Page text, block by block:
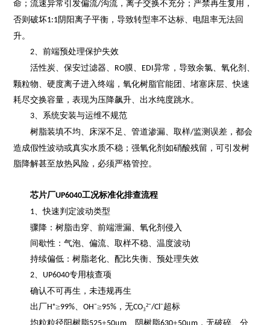
命；流速异常引发偏流/沟流，离子交换不充分；严禁再生复用，
否则破坏1:1阴阳离子平衡，导致转型率不达标、电阻率无法回
升。
2、 前端预处理保护失效
活性炭、保安过滤器、 RO膜、 EDI异常，导致余氯、氧化剂、
颗粒物、硬度离子进入终端，氧化树脂官能团、堵塞床层、快速
耗尽交换容量，表现为压降飙升、出水纯度跳水。
3、 系统安装与运维不规范
树脂装填不均、床深不足、管道渗漏、取样/监测误差，都会
造成假性波动或真实水质不稳；强氧化剂如硝酸残留，可引发树
脂降解甚至放热风险，必须严格管控。
芯片厂UP6040工况标准化排查流程
1、快速判定波动类型
骤降：树脂击穿、前端泄漏、氧化剂侵入
间歇性：气泡、偏流、取样不稳、温度波动
持续偏低：树脂老化、配比失衡、预处理失效
2、 UP6040专用核查项
确认不可再生，未违规再生
出厂H⁺≥99%、 OH⁻≥95%，无CO₃²⁻/Cl⁻超标
均粒粒径阳树脂
± μ 、阴树脂 ± μ
，无破碎、分